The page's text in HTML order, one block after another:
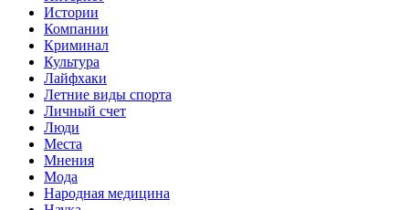
Истории
Компании
Криминал
Культура
Лайфхаки
Летние виды спорта
Личный счет
Люди
Места
Мнения
Мода
Народная медицина